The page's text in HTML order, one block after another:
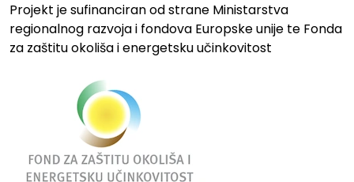
Projekt je sufinanciran od strane Ministarstva
regionalnog razvoja i fondova Europske unije te Fonda
za zaštitu okoliša i energetsku učinkovitost